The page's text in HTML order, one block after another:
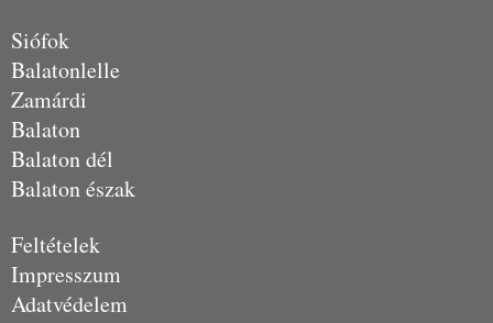
Siófok
Balatonlelle
Zamárdi
Balaton
Balaton dél
Balaton észak
Feltételek
Impresszum
Adatvédelem